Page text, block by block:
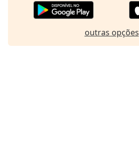
Font
outras opções